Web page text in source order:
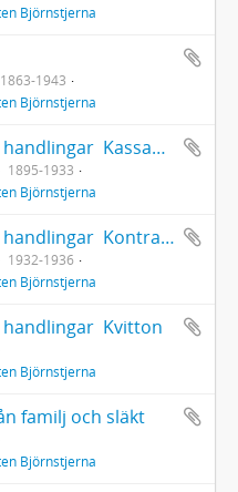
Björnstjerna
1863-1943
Björnstjerna
Biographica  Ekonomiska handlingar  Kassaböcker och inkomst/utgiftsböcker
1895-1933
Björnstjerna
Biographica  Ekonomiska handlingar  Kontraböcker
1932-1936
Björnstjerna
 Kvitton
Björnstjerna
familj och släkt
Björnstjerna